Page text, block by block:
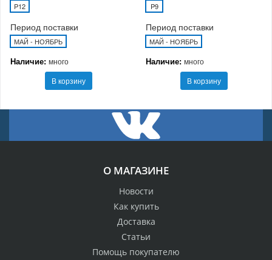
P12
Период поставки
МАЙ - НОЯБРЬ
Наличие: много
В корзину
P9
Период поставки
МАЙ - НОЯБРЬ
Наличие: много
В корзину
О МАГАЗИНЕ
Новости
Как купить
Доставка
Статьи
Помощь покупателю